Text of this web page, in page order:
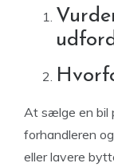
At sælge en bil
forhandleren
eller lavere